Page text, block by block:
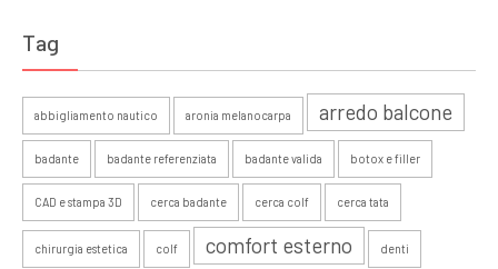
Tag
abbigliamento nautico aronia melanocarpa arredo balcone
badante badante referenziata badante valida botox e filler
CAD e stampa 3D cerca badante cerca colf cerca tata
chirurgia estetica colf comfort esterno denti